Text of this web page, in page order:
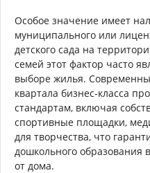
Особое значение имеет
муниципального или
детского сада на
семей этот фактор часто
выборе жилья.
квартала бизнес-класса
стандартам, включая
спортивные площадки,
для творчества, что
дошкольного образования
от дома.